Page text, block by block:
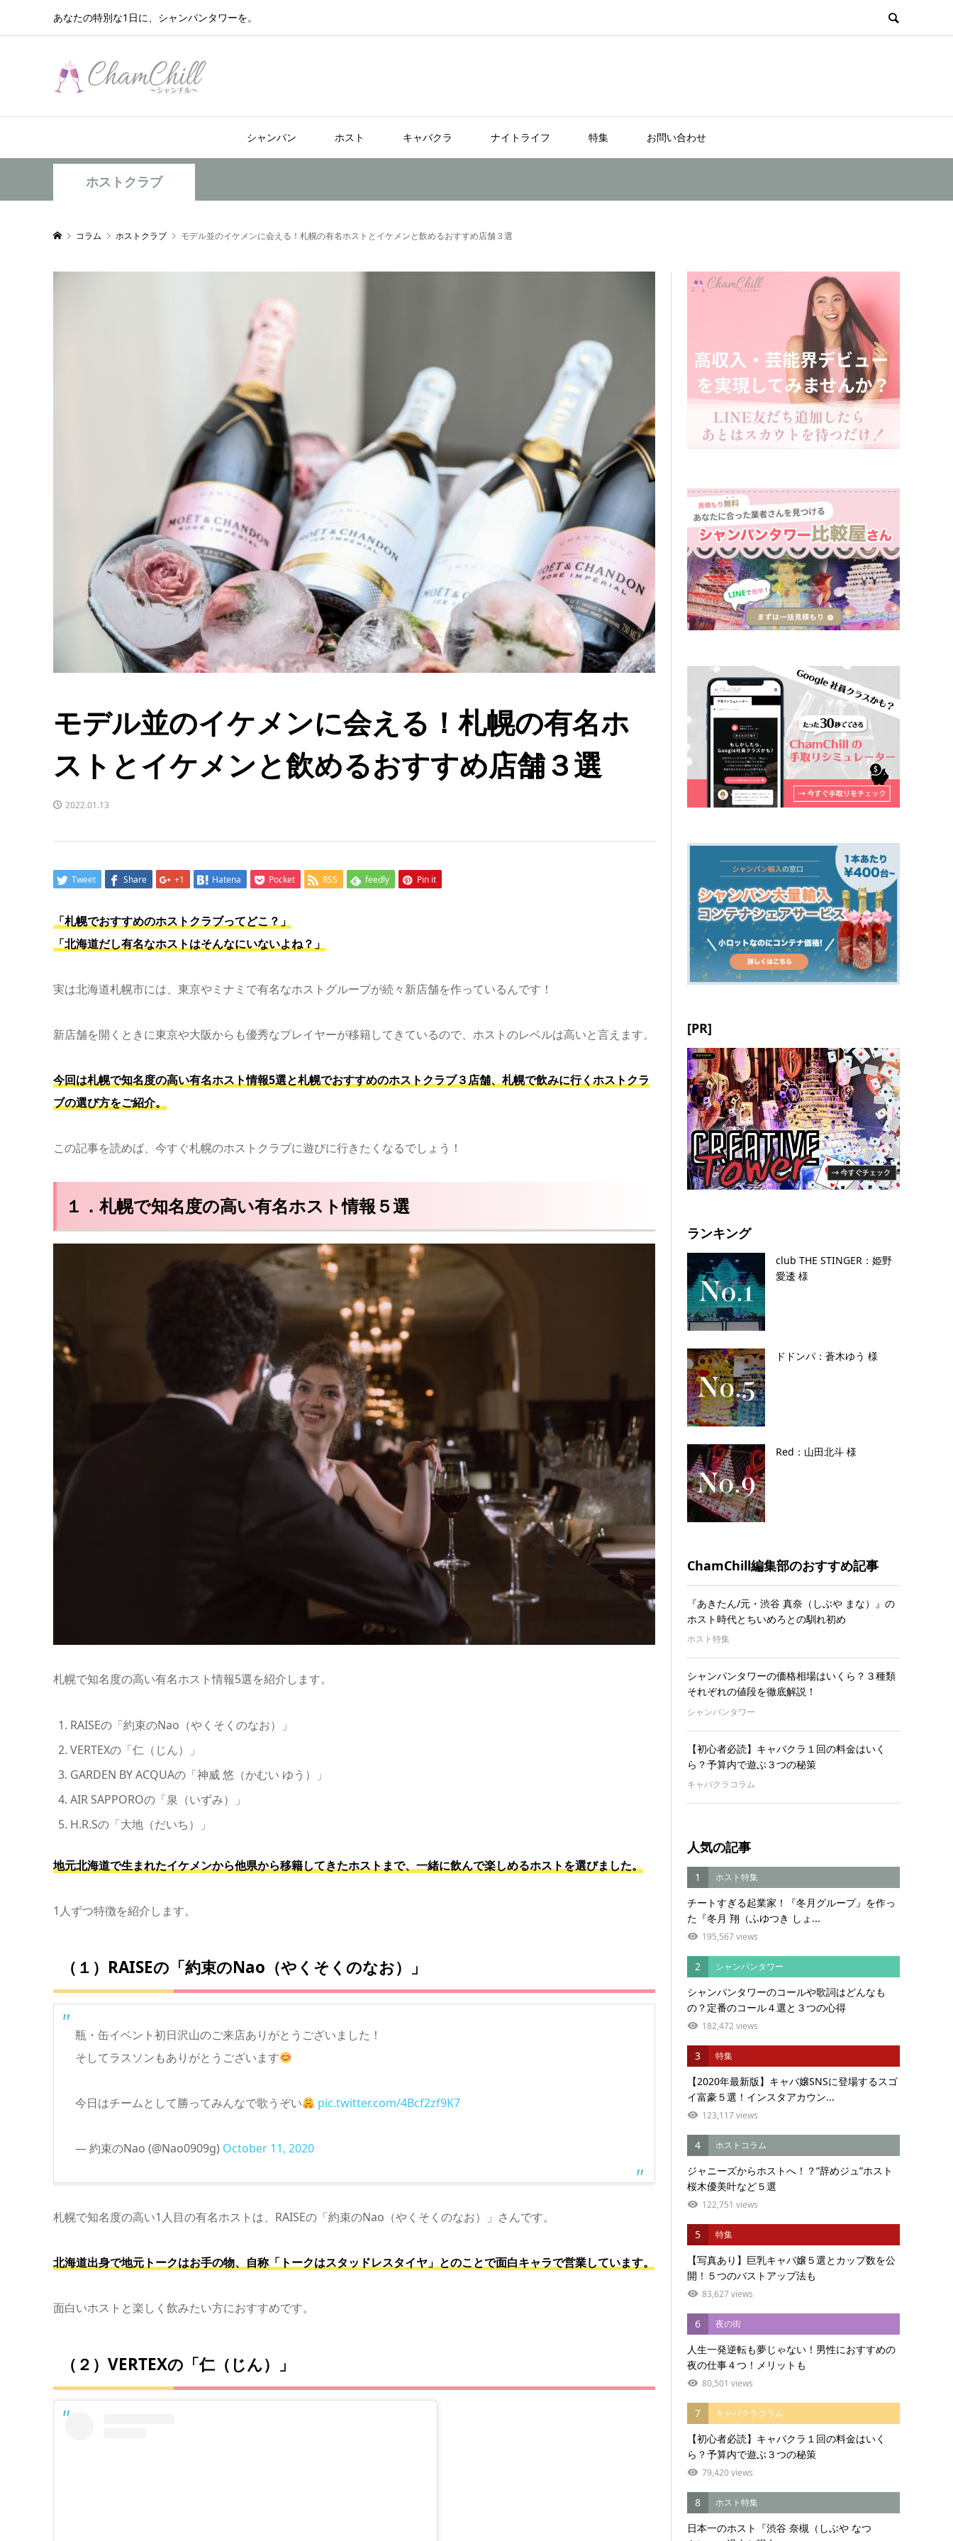
あなたの特別な1日に、シャンパンタワーを。
シャンパン ホスト キャバクラ ナイトライフ 特集 お問い合わせ
ホストクラブ
コラム ホストクラブ モデル並のイケメンに会える！札幌の有名ホストとイケメンと飲めるおすすめ店舗３選
モデル並のイケメンに会える！札幌の有名ホ
ストとイケメンと飲めるおすすめ店舗３選
2022.01.13
Tweet Share +1 Hatena Pocket RSS feedly Pin it
「札幌でおすすめのホストクラブってどこ？」
「北海道だし有名なホストはそんなにいないよね？」
実は北海道札幌市には、東京やミナミで有名なホストグループが続々新店舗を作っているんです！
新店舗を開くときに東京や大阪からも優秀なプレイヤーが移籍してきているので、ホストのレベルは高いと言えます。
今回は札幌で知名度の高い有名ホスト情報5選と札幌でおすすめのホストクラブ３店舗、札幌で飲みに行くホストクラ
ブの選び方をご紹介。
この記事を読めば、今すぐ札幌のホストクラブに遊びに行きたくなるでしょう！
１．札幌で知名度の高い有名ホスト情報５選
札幌で知名度の高い有名ホスト情報5選を紹介します。
RAISEの「約束のNao（やくそくのなお）」
VERTEXの「仁（じん）」
GARDEN BY ACQUAの「神威 悠（かむい ゆう）」
AIR SAPPOROの「泉（いずみ）」
H.R.Sの「大地（だいち）」
地元北海道で生まれたイケメンから他県から移籍してきたホストまで、一緒に飲んで楽しめるホストを選びました。
1人ずつ特徴を紹介します。
（１）RAISEの「約束のNao（やくそくのなお）」
瓶・缶イベント初日沢山のご来店ありがとうございました！
そしてラスソンもありがとうございます
今日はチームとして勝ってみんなで歌うぞい pic.twitter.com/4Bcf2zf9K7
— 約束のNao (@Nao0909g) October 11, 2020
札幌で知名度の高い1人目の有名ホストは、RAISEの「約束のNao（やくそくのなお）」さんです。
北海道出身で地元トークはお手の物、自称「トークはスタッドレスタイヤ」とのことで面白キャラで営業しています。
面白いホストと楽しく飲みたい方におすすめです。
（２）VERTEXの「仁（じん）」
[PR]
ランキング
club THE STINGER：姫野
愛逶 様
ドドンパ：蒼木ゆう 様
Red：山田北斗 様
ChamChill編集部のおすすめ記事
『あきたん/元・渋谷 真奈（しぶや まな）』の
ホスト時代とちいめろとの馴れ初め
ホスト特集
シャンパンタワーの価格相場はいくら？３種類
それぞれの値段を徹底解説！
シャンパンタワー
【初心者必読】キャバクラ１回の料金はいく
ら？予算内で遊ぶ３つの秘策
キャバクラコラム
人気の記事
1 ホスト特集
チートすぎる起業家！『冬月グループ』を作っ
た『冬月 翔（ふゆつき しょ...
195,567 views
2 シャンパンタワー
シャンパンタワーのコールや歌詞はどんなも
の？定番のコール４選と３つの心得
182,472 views
3 特集
【2020年最新版】キャバ嬢SNSに登場するスゴ
イ富豪５選！インスタアカウン...
123,117 views
4 ホストコラム
ジャニーズからホストへ！？”辞めジュ”ホスト
桜木優美叶など５選
122,751 views
5 特集
【写真あり】巨乳キャバ嬢５選とカップ数を公
開！５つのバストアップ法も
83,627 views
6 夜の街
人生一発逆転も夢じゃない！男性におすすめの
夜の仕事４つ！メリットも
80,501 views
7 キャバクラコラム
【初心者必読】キャバクラ１回の料金はいく
ら？予算内で遊ぶ３つの秘策
79,420 views
8 ホスト特集
日本一のホスト『渋谷 奈槻（しぶや なつ